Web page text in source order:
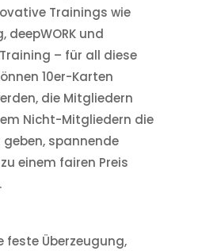
Trainings wie
deepWORK und
– für all diese
10er-Karten
die Mitgliedern
Nicht-Mitgliedern die
spannende
einem fairen Preis
feste Überzeugung,